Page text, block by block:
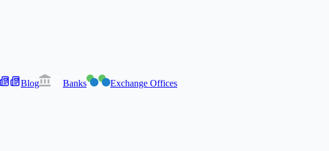
Blog Banks Exchange Offices